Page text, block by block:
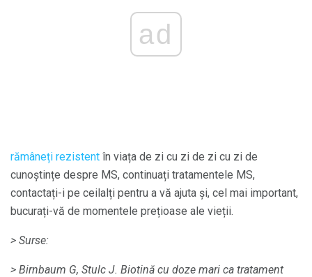
ad
rămâneți rezistent în viața de zi cu zi de zi cu zi de
cunoștințe despre MS, continuați tratamentele MS,
contactați-i pe ceilalți pentru a vă ajuta și, cel mai important,
bucurați-vă de momentele prețioase ale vieții.
> Surse:
> Birnbaum G, Stulc J. Biotină cu doze mari ca tratament